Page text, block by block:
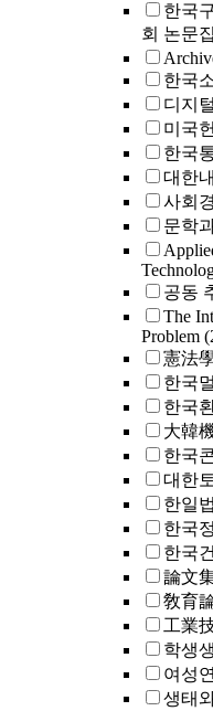
한국
회 논문집
한국
디지
미국
한국
대한
사회
문학
공동
The
Problem
憲法
한국
한국
大韓
한국
대한
한일
한국
한국
論文
敎育
工業
학생
여성
생태